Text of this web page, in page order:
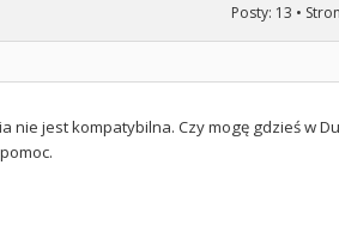
Posty: 13 •
jest kompatybilna. Czy mogę gdzieś w